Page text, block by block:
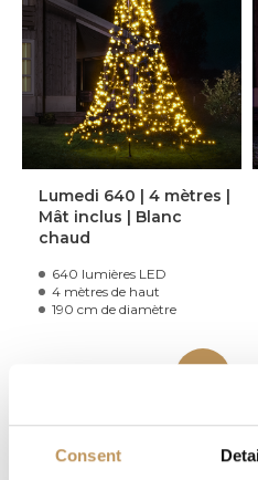
Consent
Lumedi 640 | 4 mètres |
Mât inclus | Blanc
chaud
640 lumières LED
4 mètres de haut
190 cm de diamètre
En stock